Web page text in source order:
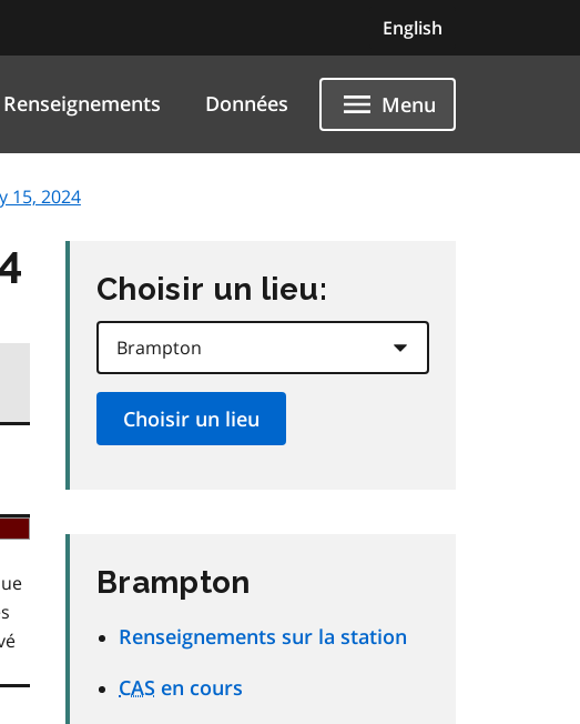
English
Renseignements Données Menu
15, 2024
Choisir un lieu:
Brampton
Renseignements sur la station
CAS en cours